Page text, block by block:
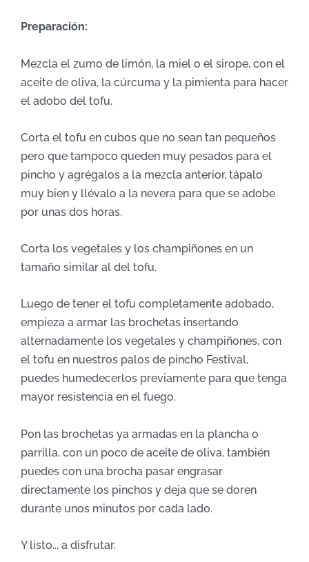
Preparación:
Mezcla el zumo de limón, la miel o el sirope, con el
aceite de oliva, la cúrcuma y la pimienta para hacer
el adobo del tofu.
Corta el tofu en cubos que no sean tan pequeños
pero que tampoco queden muy pesados para el
pincho y agrégalos a la mezcla anterior, tápalo
muy bien y llévalo a la nevera para que se adobe
por unas dos horas.
Corta los vegetales y los champiñones en un
tamaño similar al del tofu.
Luego de tener el tofu completamente adobado,
empieza a armar las brochetas insertando
alternadamente los vegetales y champiñones, con
el tofu en nuestros palos de pincho Festival,
puedes humedecerlos previamente para que tenga
mayor resistencia en el fuego.
Pon las brochetas ya armadas en la plancha o
parrilla, con un poco de aceite de oliva, también
puedes con una brocha pasar engrasar
directamente los pinchos y deja que se doren
durante unos minutos por cada lado.
Y listo.., a disfrutar.